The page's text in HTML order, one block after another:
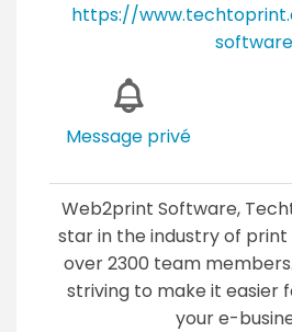
https://
software
Message privé
Web2print Software,
star in the industry of
over 2300 team
striving to make it easier
your e-